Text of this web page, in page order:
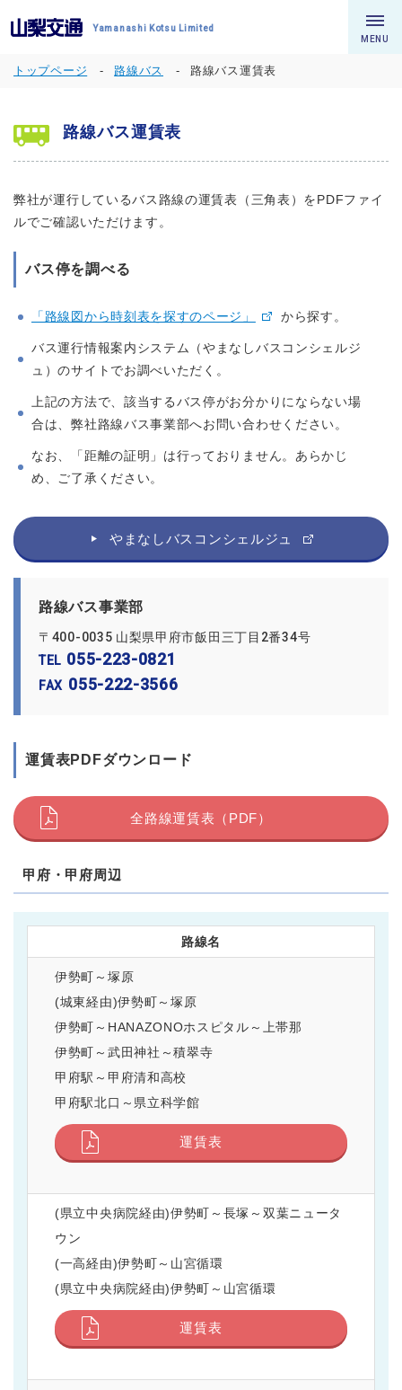
Yamanashi Kotsu Limited
MENU
トップページ 路線バス 路線バス運賃表
路線バス運賃表
弊社が運行しているバス路線の運賃表（三角表）をPDFファイ
ルでご確認いただけます。
バス停を調べる
「路線図から時刻表を探すのページ」 から探す。
バス運行情報案内システム（やまなしバスコンシェルジ
ュ）のサイトでお調べいただく。
上記の方法で、該当するバス停がお分かりにならない場
合は、弊社路線バス事業部へお問い合わせください。
なお、「距離の証明」は行っておりません。あらかじ
め、ご了承ください。
やまなしバスコンシェルジュ
路線バス事業部
〒400-0035 山梨県甲府市飯田三丁目2番34号
TEL 055-223-0821
FAX 055-222-3566
運賃表PDFダウンロード
全路線運賃表（PDF）
甲府・甲府周辺
路線名
伊勢町～塚原
(城東経由)伊勢町～塚原
伊勢町～HANAZONOホスピタル～上帯那
伊勢町～武田神社～積翠寺
甲府駅～甲府清和高校
甲府駅北口～県立科学館
運賃表
(県立中央病院経由)伊勢町～長塚～双葉ニュータ
ウン
(一高経由)伊勢町～山宮循環
(県立中央病院経由)伊勢町～山宮循環
運賃表